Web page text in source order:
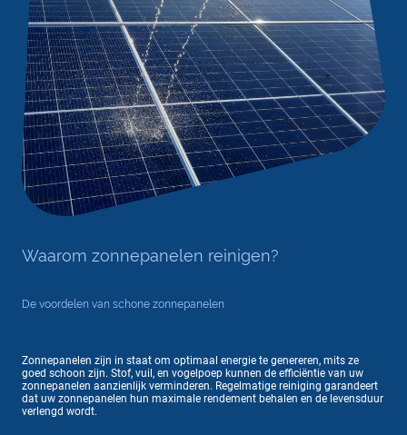
Waarom zonnepanelen reinigen?
De voordelen van schone zonnepanelen
Zonnepanelen zijn in staat om optimaal energie te genereren, mits ze
goed schoon zijn. Stof, vuil, en vogelpoep kunnen de efficiëntie van uw
zonnepanelen aanzienlijk verminderen. Regelmatige reiniging garandeert
dat uw zonnepanelen hun maximale rendement behalen en de levensduur
verlengd wordt.